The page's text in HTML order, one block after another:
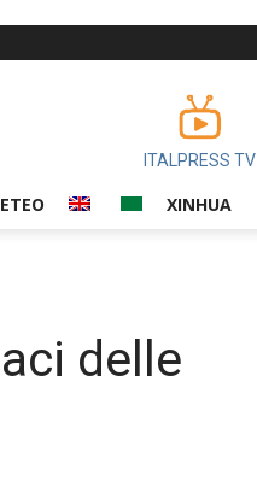
ITALPRESS TV
XINHUA
delle